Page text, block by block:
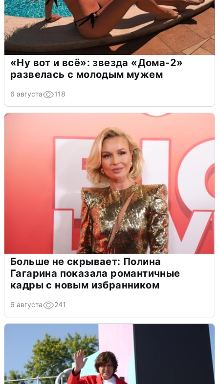
«Ну вот и всё»: звезда «Дома-2»
развелась с молодым мужем
6 августа 118
Больше не скрывает: Полина
Гагарина показала романтичные
кадры с новым избранником
6 августа 241